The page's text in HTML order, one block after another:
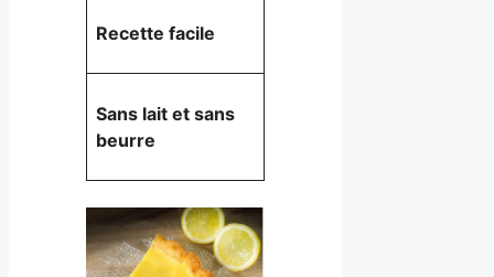
Recette facile
Sans lait et sans
beurre